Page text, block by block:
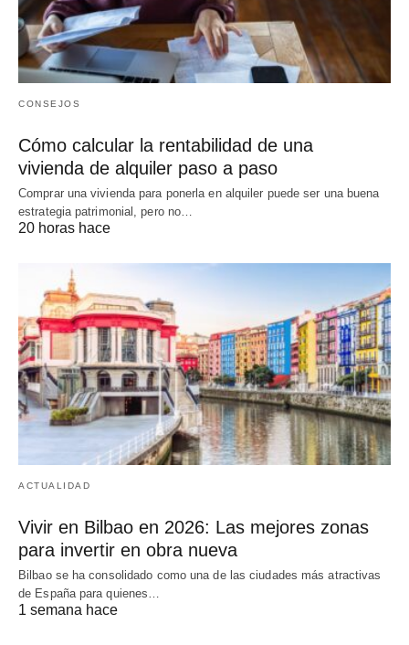
CONSEJOS
Cómo calcular la rentabilidad de una
vivienda de alquiler paso a paso
Comprar una vivienda para ponerla en alquiler puede ser una buena
estrategia patrimonial, pero no…
20 horas hace
ACTUALIDAD
Vivir en Bilbao en 2026: Las mejores zonas
para invertir en obra nueva
Bilbao se ha consolidado como una de las ciudades más atractivas
de España para quienes…
1 semana hace